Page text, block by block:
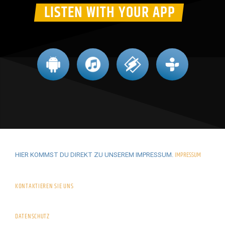
LISTEN WITH YOUR APP
HIER KOMMST DU DIREKT ZU UNSEREM IMPRESSUM. IMPRESSUM
KONTAKTIEREN SIE UNS
DATENSCHUTZ